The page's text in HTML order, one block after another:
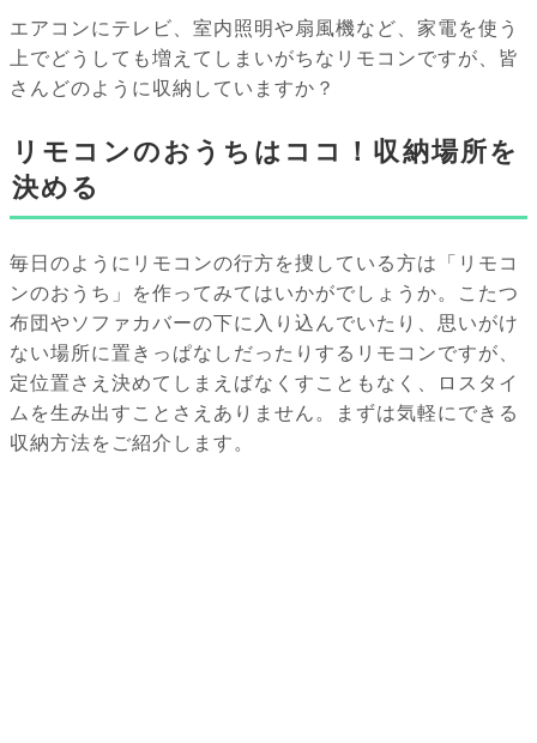
エアコンにテレビ、室内照明や扇風機など、家電を使う
上でどうしても増えてしまいがちなリモコンですが、皆
さんどのように収納していますか？
リモコンのおうちはココ！収納場所を
決める
毎日のようにリモコンの行方を捜している方は「リモコ
ンのおうち」を作ってみてはいかがでしょうか。こたつ
布団やソファカバーの下に入り込んでいたり、思いがけ
ない場所に置きっぱなしだったりするリモコンですが、
定位置さえ決めてしまえばなくすこともなく、ロスタイ
ムを生み出すことさえありません。まずは気軽にできる
収納方法をご紹介します。